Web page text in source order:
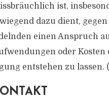
ist,
dazu dient, gegen
einen Anspruch
oder Kosten
entstehen zu lassen.